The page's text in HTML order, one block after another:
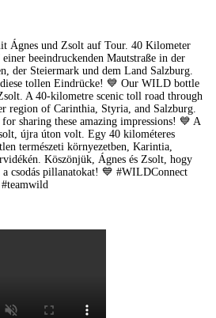
Ágnes und Zsolt auf Tour. 40 Kilometer
beeindruckenden Mautstraße in der
der Steiermark und dem Land Salzburg.
tollen Eindrücke! 💙 Our WILD bottle
A 40-kilometre scenic toll road through
region of Carinthia, Styria, and Salzburg.
sharing these amazing impressions! 💙 A
újra úton volt. Egy 40 kilométeres
természeti környezetben, Karintia,
Köszönjük, Ágnes és Zsolt, hogy
a csodás pillanatokat! 💙 #WILDConnect